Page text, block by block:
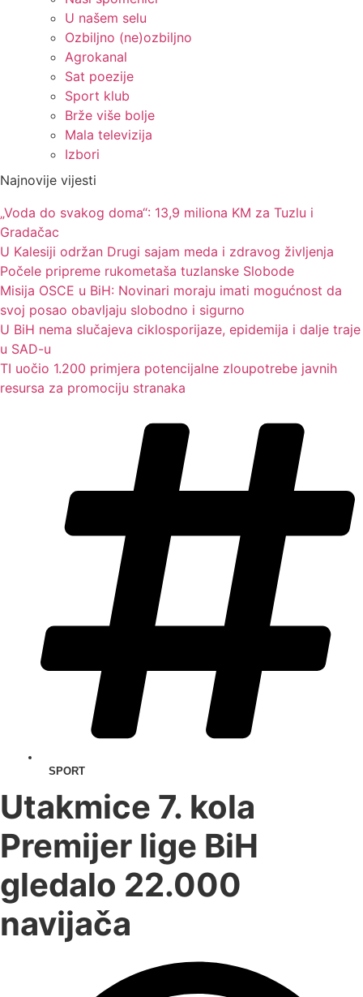
U našem selu
Ozbiljno (ne)ozbiljno
Agrokanal
Sat poezije
Sport klub
Brže više bolje
Mala televizija
Izbori
Najnovije vijesti
„Voda do svakog doma“: 13,9 miliona KM za Tuzlu i
Gradačac
U Kalesiji održan Drugi sajam meda i zdravog življenja
Počele pripreme rukometaša tuzlanske Slobode
Misija OSCE u BiH: Novinari moraju imati mogućnost da
svoj posao obavljaju slobodno i sigurno
U BiH nema slučajeva ciklosporijaze, epidemija i dalje traje
u SAD-u
TI uočio 1.200 primjera potencijalne zloupotrebe javnih
resursa za promociju stranaka
SPORT
Utakmice 7. kola
Premijer lige BiH
gledalo 22.000
navijača